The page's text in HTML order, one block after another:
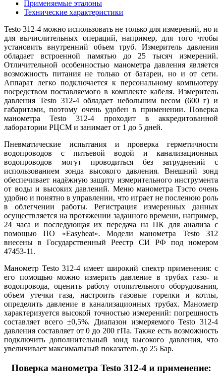
Применяемые эталоны
Технические характеристики
Testo 312-4 можно использовать не только для измерений, но и
для вычислительных операций, например, для того чтобы
установить внутренний объем труб. Измеритель давления
обладает встроенной памятью до 25 тысяч измерений.
Отличительной особенностью манометра давления является
возможность питания не только от батареи, но и от сети.
Аппарат легко подключается к персональному компьютеру
посредством поставляемого в комплекте кабеля. Измеритель
давления Testo 312-4 обладает небольшим весом (600 г) и
габаритами, поэтому очень удобен в применении. Поверка
манометра Testo 312-4 проходит в аккредитованной
лаборатории РЦСМ и занимает от 1 до 5 дней.
Пневматические испытания и проверка герметичности
водопроводов с питьевой водой и канализационных
водопроводов могут проводиться без затруднений с
использованием зонда высокого давления. Внешний зонд
обеспечивает надёжную защиту измерительного инструмента
от воды и высоких давлений. Меню манометра Тэсто очень
удобно и понятно в управлении, что играет не посленюю роль
в облегчении работы. Регистрация измеренных данных
осуществляется на протяжении заданного времени, например,
24 часа и последующая их передача на ПК для анализа с
помощью ПО «Easyheat». Модели манометра Testo 312
внесены в Государственный Реестр СИ РФ под номером
47453-11.
Манометр Testo 312-4 имеет широкий спектр применения: с
его помощью можно измерить давление в трубах газо- и
водопровода, оценить работу отопительного оборудования,
объем утечки газа, настроить газовые горелки и котлы,
определить давление в канализационных трубах. Манометр
характеризуется высокой точностью измерений: погрешность
составляет всего ±0,5%. Диапазон измеряемого Testo 312-4
давления составляет от 0 до 200 гПа. Также есть возможность
подключить дополнительный зонд высокого давления, что
увеличивает максимальный показатель до 25 Бар.
Поверка манометра Testo 312-4 и применение: